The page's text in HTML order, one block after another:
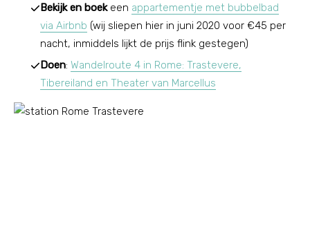
Bekijk en boekeen appartementje met bubbelbad
via Airbnb (wij sliepen hier in juni 2020 voor €45 per
nacht, inmiddels lijkt de prijs flink gestegen)
Doen: Wandelroute 4 in Rome: Trastevere,
Tibereiland en Theater van Marcellus